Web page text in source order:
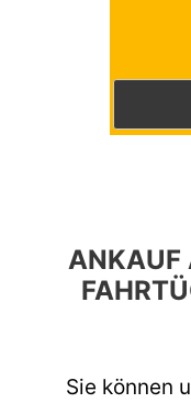
Bitte
ANKAUF
Sie können